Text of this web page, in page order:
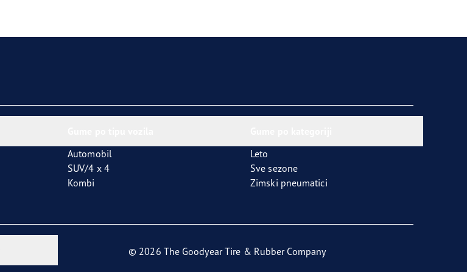
Automobil
SUV/4 x 4
Kombi
Leto
Sve sezone
Zimski pneumatici
© 2026 The Goodyear Tire & Rubber Company